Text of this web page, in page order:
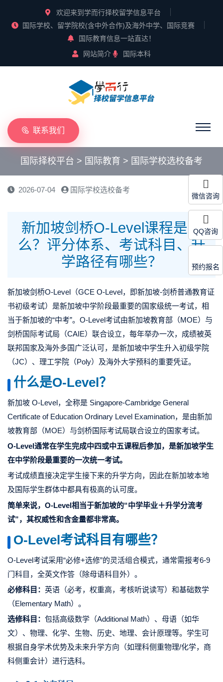
欢迎来到学而行择校留学信息平台
国际学校、留学院校(含中外合作)及海外中学、国际竞赛
国际教育信息一站直达！
网站简介
国际本科
联系我们
国际择校平台 > 国际教育 > 国际学校选校备考
2026-07-04 国际学校选校备考
新加坡剑桥O-Level课程是什
么？评分体系、考试科目、升
学路径有哪些？
新加坡剑桥O-Level （GCE O-Level，即新加坡-剑桥普通教育证
书初级考试）是新加坡中学阶段最重要的国家级统一考试，相
当于新加坡的“中考”。 O-Level考试由新加坡教育部（MOE）与
剑桥国际考试局（CAIE）联合设立，每年举办一次，成绩被英
联邦国家及海外多国广泛认可，是新加坡中学生升入初级学院
（JC）、理工学院（Poly）及海外大学预科的重要凭证。
什么是O-Level？
新加坡 O-Level，全称是 Singapore-Cambridge General
Certificate of Education Ordinary Level Examination，是由新加
坡教育部（MOE）与剑桥国际考试局联合设立的国家考试。
O-Level通常在学生完成中四或中五课程后参加，是新加坡学生
在中学阶段最重要的一次统一考试。
考试成绩直接决定学生接下来的升学方向，因此在新加坡本地
及国际学生群体中都具有极高的认可度。
简单来说，O-Level相当于新加坡的“中学毕业＋升学分流考
试”，其权威性和含金量都非常高。
O-Level考试科目有哪些？
O-Level考试采用“必修+选修”的灵活组合模式，通常需报考6-9
门科目，全英文作答（除母语科目外）。
必修科目： 英语（必考，权重高，考核听说读写）和基础数学
（Elementary Math）。
选修科目： 包括高级数学（Additional Math）、母语（如华
文）、物理、化学、生物、历史、地理、会计原理等。学生可
根据自身学术优势及未来升学方向（如理科侧重物理/化学，商
科侧重会计）进行选科。
微信咨询
QQ咨询
预约报名